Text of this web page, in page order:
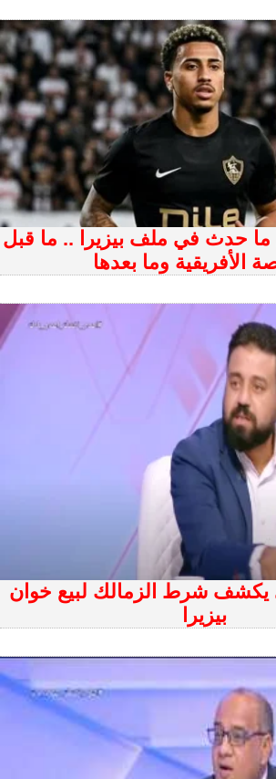
حدث في ملف بيزيرا .. ما قبل
الأفريقية وما بعدها
يكشف شرط الزمالك لبيع خوان
بيزيرا